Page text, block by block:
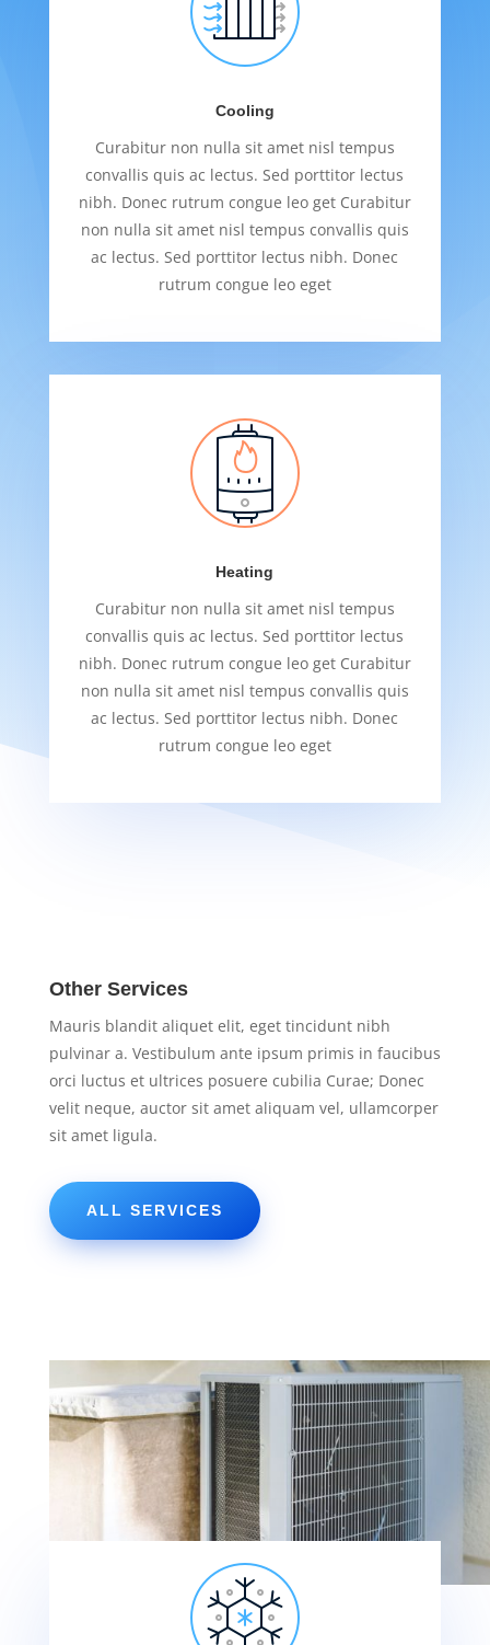
Cooling
Curabitur non nulla sit amet nisl tempus
convallis quis ac lectus. Sed porttitor lectus
nibh. Donec rutrum congue leo get Curabitur
non nulla sit amet nisl tempus convallis quis
ac lectus. Sed porttitor lectus nibh. Donec
rutrum congue leo eget
Heating
Curabitur non nulla sit amet nisl tempus
convallis quis ac lectus. Sed porttitor lectus
nibh. Donec rutrum congue leo get Curabitur
non nulla sit amet nisl tempus convallis quis
ac lectus. Sed porttitor lectus nibh. Donec
rutrum congue leo eget
Other Services
Mauris blandit aliquet elit, eget tincidunt nibh
pulvinar a. Vestibulum ante ipsum primis in faucibus
orci luctus et ultrices posuere cubilia Curae; Donec
velit neque, auctor sit amet aliquam vel, ullamcorper
sit amet ligula.
ALL SERVICES